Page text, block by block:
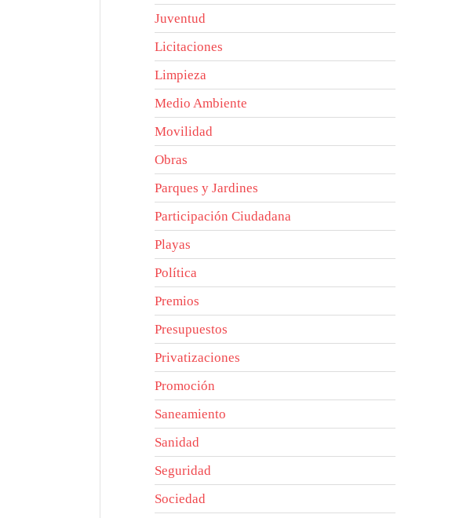
Juventud
Licitaciones
Limpieza
Medio Ambiente
Movilidad
Obras
Parques y Jardines
Participación Ciudadana
Playas
Política
Premios
Presupuestos
Privatizaciones
Promoción
Saneamiento
Sanidad
Seguridad
Sociedad